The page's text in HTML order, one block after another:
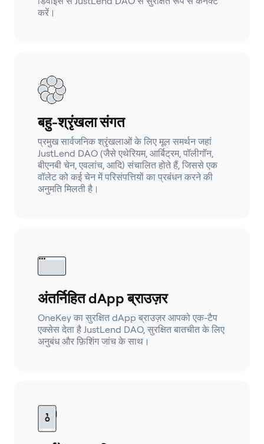
करें।
बहु-श्रृंखला संगत
प्रमुख सार्वजनिक श्रृंखलाओं के लिए मूल समर्थन जहां
JustLend DAO (जैसे एथेरियम, आर्बिट्रम, पॉलीगॉन,
बीएनबी चेन, एवलांच, आदि) संचालित होते हैं, जिससे एक
वॉलेट को कई चेन में परिसंपत्तियों का प्रबंधन करने की
अनुमति मिलती है।
अंतर्निहित dApp ब्राउज़र
OneKey का सुरक्षित dApp ब्राउज़र आपको एक-टैप
एक्सेस देता है JustLend DAO, सुरक्षित बातचीत के लिए
अनुबंध और फ़िशिंग जांच के साथ।